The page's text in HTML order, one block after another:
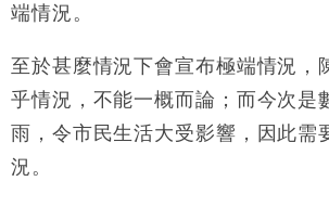
12:30
財經｜香港7月PMI回落至51 企
11:40
財經｜黑石傳再籌逾360億美元
Google晶片
10:57
財經｜美商務部擬擴大金屬關稅
25%
18:15
端情況。
至於甚麼情況下會宣布極端情況，
乎情況，不能一概而論；而今次是
雨，令市民生活大受影響，因此需
況。